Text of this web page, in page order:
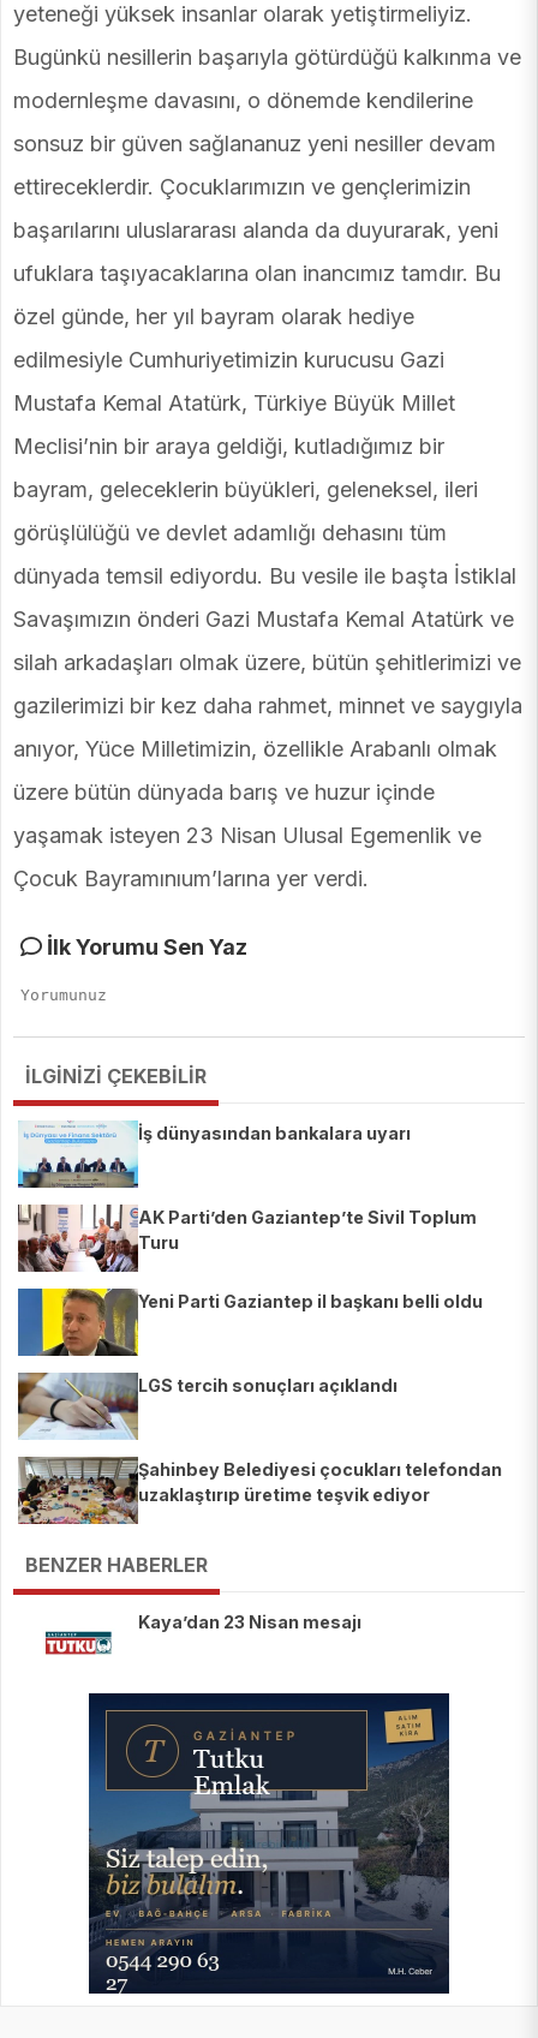
yeteneği yüksek insanlar olarak yetiştirmeliyiz.
Bugünkü nesillerin başarıyla götürdüğü kalkınma ve
modernleşme davasını, o dönemde kendilerine
sonsuz bir güven sağlananuz yeni nesiller devam
ettireceklerdir. Çocuklarımızın ve gençlerimizin
başarılarını uluslararası alanda da duyurarak, yeni
ufuklara taşıyacaklarına olan inancımız tamdır. Bu
özel günde, her yıl bayram olarak hediye
edilmesiyle Cumhuriyetimizin kurucusu Gazi
Mustafa Kemal Atatürk, Türkiye Büyük Millet
Meclisi’nin bir araya geldiği, kutladığımız bir
bayram, geleceklerin büyükleri, geleneksel, ileri
görüşlülüğü ve devlet adamlığı dehasını tüm
dünyada temsil ediyordu. Bu vesile ile başta İstiklal
Savaşımızın önderi Gazi Mustafa Kemal Atatürk ve
silah arkadaşları olmak üzere, bütün şehitlerimizi ve
gazilerimizi bir kez daha rahmet, minnet ve saygıyla
anıyor, Yüce Milletimizin, özellikle Arabanlı olmak
üzere bütün dünyada barış ve huzur içinde
yaşamak isteyen 23 Nisan Ulusal Egemenlik ve
Çocuk Bayramınıum’larına yer verdi.
İlk Yorumu Sen Yaz
İLGİNİZİ ÇEKEBİLİR
İş dünyasından bankalara uyarı
AK Parti’den Gaziantep’te Sivil Toplum
Turu
Yeni Parti Gaziantep il başkanı belli oldu
LGS tercih sonuçları açıklandı
Şahinbey Belediyesi çocukları telefondan
uzaklaştırıp üretime teşvik ediyor
BENZER HABERLER
Kaya’dan 23 Nisan mesajı